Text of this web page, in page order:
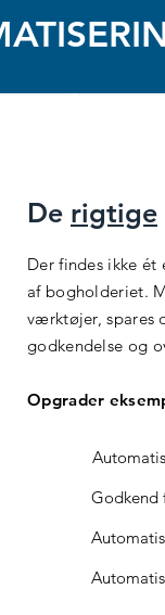
De rigtige
Der findes ikke ét
af bogholderiet.
værktøjer, spares
godkendelse og
Opgrader
Godkend